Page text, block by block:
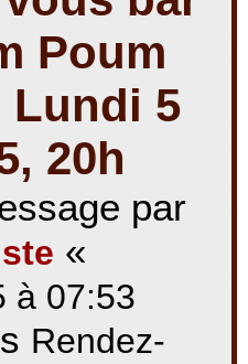
Poum
Lundi 5
20h
par
«
à 07:53
Rendez-